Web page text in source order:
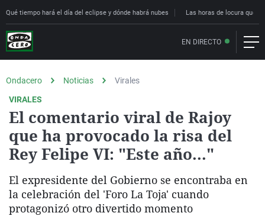
Qué tiempo hará el día del eclipse y dónde habrá nubes Las horas de locura que
EN DIRECTO
Ondacero Noticias
Virales
VIRALES
El comentario viral de Rajoy
que ha provocado la risa del
Rey Felipe VI: "Este año..."
El expresidente del Gobierno se encontraba en
la celebración del 'Foro La Toja' cuando
protagonizó otro divertido momento